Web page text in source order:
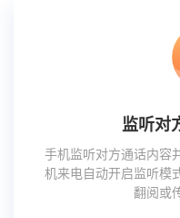
监听对
手机监听对方通话内容
机来电自动开启监听模
翻阅或